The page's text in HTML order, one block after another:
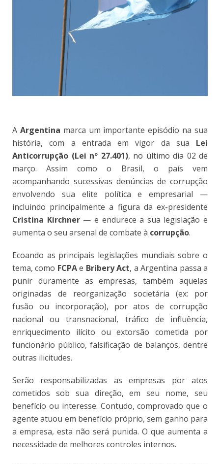
A Argentina marca um importante episódio na sua
história, com a entrada em vigor da sua Lei
Anticorrupção (Lei nº 27.401), no último dia 02 de
março. Assim como o Brasil, o país vem
acompanhando sucessivas denúncias de corrupção
envolvendo sua elite política e empresarial —
incluindo principalmente a figura da ex-presidente
Cristina Kirchner — e endurece a sua legislação e
aumenta o seu arsenal de combate à corrupção.
Ecoando as principais legislações mundiais sobre o
tema, como FCPAe Bribery Act, a Argentina passa a
punir duramente as empresas, também aquelas
originadas de reorganização societária (ex: por
fusão ou incorporação), por atos de corrupção
nacional ou transnacional, tráfico de influência,
enriquecimento ilícito ou extorsão cometida por
funcionário público, falsificação de balanços, dentre
outras ilicitudes.
Serão responsabilizadas as empresas por atos
cometidos sob sua direção, em seu nome, seu
benefício ou interesse. Contudo, comprovado que o
agente atuou em benefício próprio, sem ganho para
a empresa, esta não será punida. O que aumenta a
necessidade de melhores controles internos.